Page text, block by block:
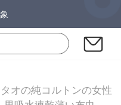
オの純コルトンの女性